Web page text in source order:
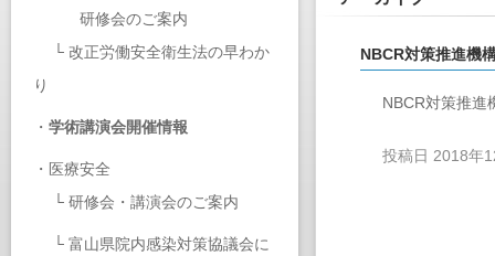
研修会のご案内
└ 改正労働安全衛生法の早わか
り
・ 学術講演会開催情報
・ 医療安全
└ 研修会・講演会のご案内
└ 富山県院内感染対策協議会に
NBCR対策推進機
NBCR対策推進
投稿日 2018年